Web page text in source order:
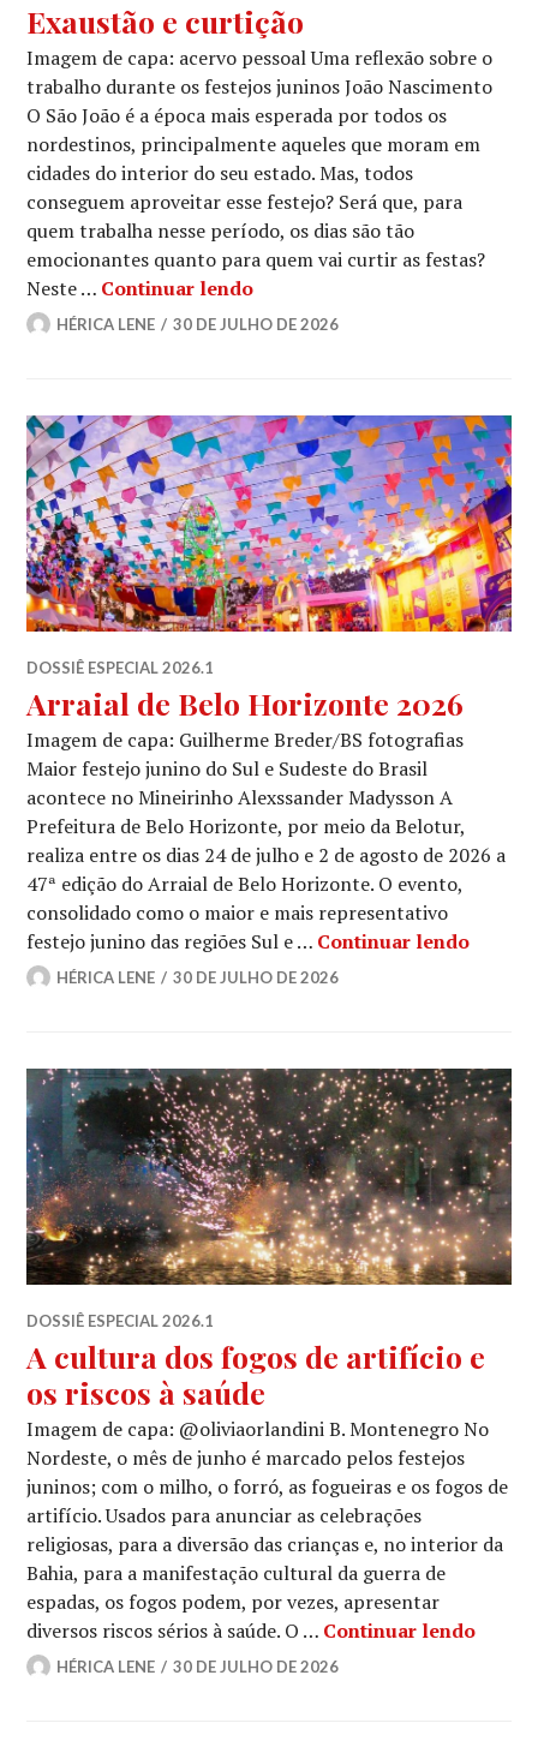
Exaustão e curtição
Imagem de capa: acervo pessoal Uma reflexão sobre o
trabalho durante os festejos juninos João Nascimento
O São João é a época mais esperada por todos os
nordestinos, principalmente aqueles que moram em
cidades do interior do seu estado. Mas, todos
conseguem aproveitar esse festejo? Será que, para
quem trabalha nesse período, os dias são tão
emocionantes quanto para quem vai curtir as festas?
Neste … Continuar lendoExaustão e curtição
HÉRICA LENE 30 DE JULHO DE 2026
DOSSIÊ ESPECIAL 2026.1
Arraial de Belo Horizonte 2026
Imagem de capa: Guilherme Breder/BS fotografias
Maior festejo junino do Sul e Sudeste do Brasil
acontece no Mineirinho Alexssander Madysson A
Prefeitura de Belo Horizonte, por meio da Belotur,
realiza entre os dias 24 de julho e 2 de agosto de 2026 a
47ª edição do Arraial de Belo Horizonte. O evento,
consolidado como o maior e mais representativo
festejo junino das regiões Sul e … Continuar lendoArraial
HÉRICA LENE 30 DE JULHO DE 2026
DOSSIÊ ESPECIAL 2026.1
A cultura dos fogos de artifício e
os riscos à saúde
Imagem de capa: @oliviaorlandini B. Montenegro No
Nordeste, o mês de junho é marcado pelos festejos
juninos; com o milho, o forró, as fogueiras e os fogos de
artifício. Usados para anunciar as celebrações
religiosas, para a diversão das crianças e, no interior da
Bahia, para a manifestação cultural da guerra de
espadas, os fogos podem, por vezes, apresentar
diversos riscos sérios à saúde. O … Continuar lendoA
HÉRICA LENE 30 DE JULHO DE 2026